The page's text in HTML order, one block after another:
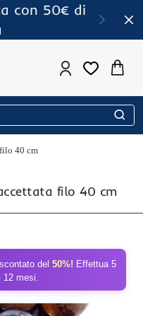
con 50€ di
filo 40 cm
40 cm
del 50%! Effettua 5
12 mesi.